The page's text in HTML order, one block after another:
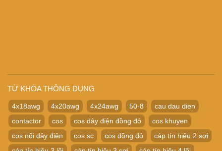
TỪ KHÓA THÔNG DỤNG
4x18awg 4x20awg 4x24awg 50-8
cau dau dien
contactor
cos cos dây điện đồng đỏ
cos khuyen
cos nối dây điện
cos sc cos đồng đỏ
cáp tín hiệu 2 sợi